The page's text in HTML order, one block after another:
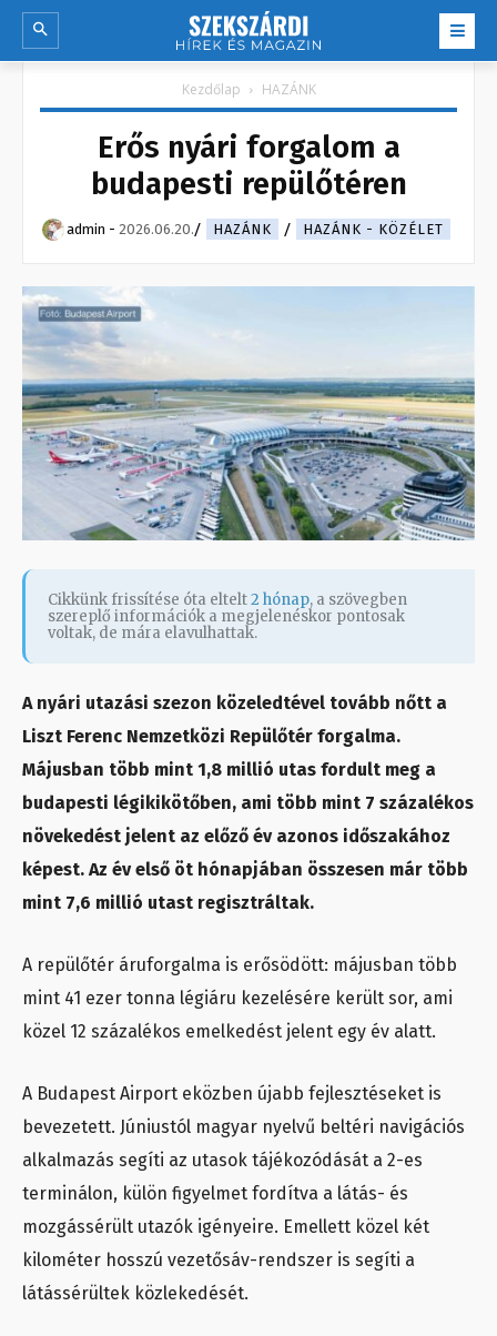
Kezdőlap HAZÁNK
Erős nyári forgalom a
budapesti repülőtéren
admin - 2026.06.20. HAZÁNK HAZÁNK - KÖZÉLET
Cikkünk frissítése óta eltelt2 hónap, a szövegben
szereplő információk a megjelenéskor pontosak
voltak, de mára elavulhattak.
A nyári utazási szezon közeledtével tovább nőtt a
Liszt Ferenc Nemzetközi Repülőtér forgalma.
Májusban több mint 1,8 millió utas fordult meg a
budapesti légikikötőben, ami több mint 7 százalékos
növekedést jelent az előző év azonos időszakához
képest. Az év első öt hónapjában összesen már több
mint 7,6 millió utast regisztráltak.
A repülőtér áruforgalma is erősödött: májusban több
mint 41 ezer tonna légiáru kezelésére került sor, ami
közel 12 százalékos emelkedést jelent egy év alatt.
A Budapest Airport eközben újabb fejlesztéseket is
bevezetett. Júniustól magyar nyelvű beltéri navigációs
alkalmazás segíti az utasok tájékozódását a 2-es
terminálon, külön figyelmet fordítva a látás- és
mozgássérült utazók igényeire. Emellett közel két
kilométer hosszú vezetősáv-rendszer is segíti a
látássérültek közlekedését.